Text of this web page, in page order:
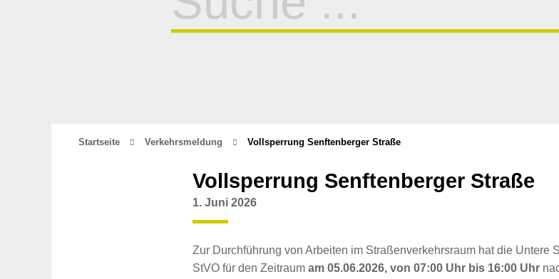
Startseite Verkehrsmeldung Vollsperrung Senftenberger Straße
Vollsperrung Senftenberger Straße
1. Juni 2026
Zur Durchführung von Arbeiten im Straßenverkehrsraum hat die Untere
StVO für den Zeitraum am 05.06.2026, von 07:00 Uhr bis 16:00 Uhr